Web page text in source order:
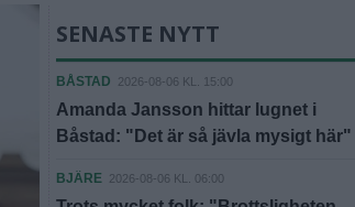
SENASTE NYTT
BÅSTAD 2026-08-06 KL. 15:00
Amanda Jansson hittar lugnet i
Båstad: "Det är så jävla mysigt här"
BJÄRE 2026-08-06 KL. 06:00